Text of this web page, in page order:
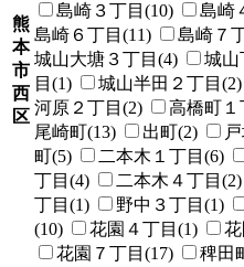
熊
本
市
西
区
島崎３丁目(10)
島崎
島崎６丁目(11)
島崎７
城山大塘３丁目(4)
城山
目(1)
城山半田２丁目(2)
河原２丁目(2)
高橋町１
尾崎町(13)
出町(2)
町(5)
二本木１丁目(6)
丁目(4)
二本木４丁目(2)
丁目(1)
野中３丁目(1)
(10)
花園４丁目(1)
花園７丁目(17)
稗田